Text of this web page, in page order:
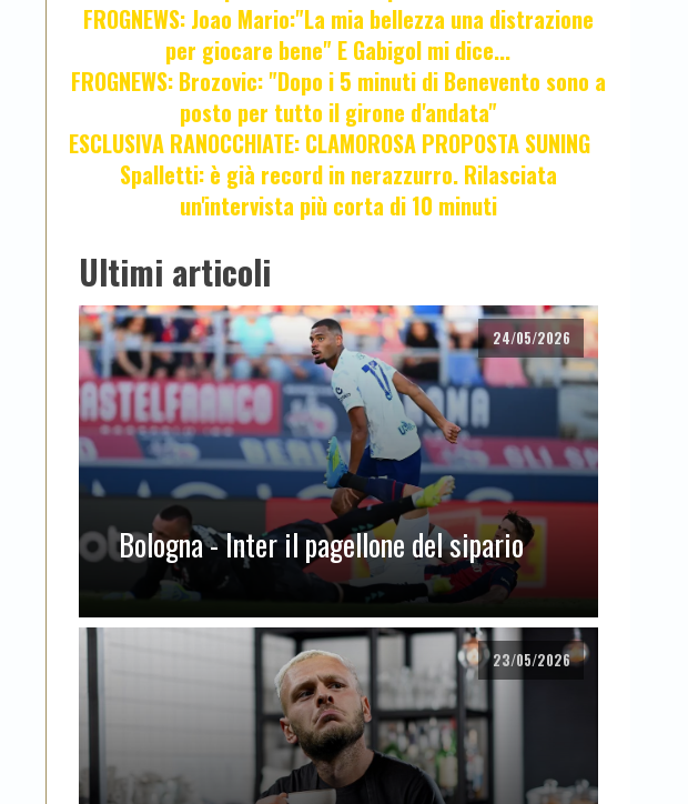
FROGNEWS: Joao Mario:"La mia bellezza una distrazione
per giocare bene" E Gabigol mi dice...
FROGNEWS: Brozovic: "Dopo i 5 minuti di Benevento sono a
posto per tutto il girone d'andata"
ESCLUSIVA RANOCCHIATE: CLAMOROSA PROPOSTA SUNING
Spalletti: è già record in nerazzurro. Rilasciata
un'intervista più corta di 10 minuti
Ultimi articoli
24/05/2026
Bologna - Inter il pagellone del sipario
23/05/2026